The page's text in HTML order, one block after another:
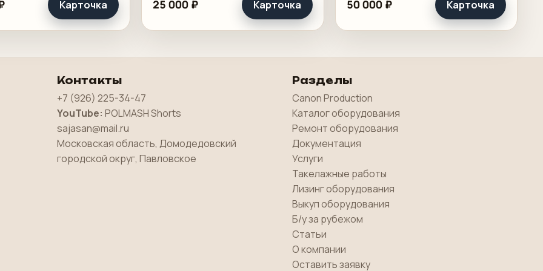
перекосов и лишней
по месту. Такой
Карточка
участке и должна встать на
машину точно, без ручной
25 000 ₽ Карточка
допечатного участка. Такие
позиции работают не на виду у
50 000 ₽ Карточка
Контакты
+7 (926) 225-34-47
YouTube: POLMASH Shorts
sajasan@mail.ru
Московская область, Домодедовский
городской округ, Павловское
Разделы
Canon Production
Каталог оборудования
Ремонт оборудования
Документация
Услуги
Такелажные работы
Лизинг оборудования
Выкуп оборудования
Б/у за рубежом
Статьи
О компании
Оставить заявку